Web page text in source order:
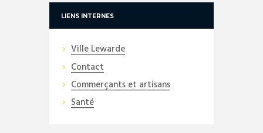
LIENS INTERNES
Ville Lewarde
Contact
Commerçants et artisans
Santé